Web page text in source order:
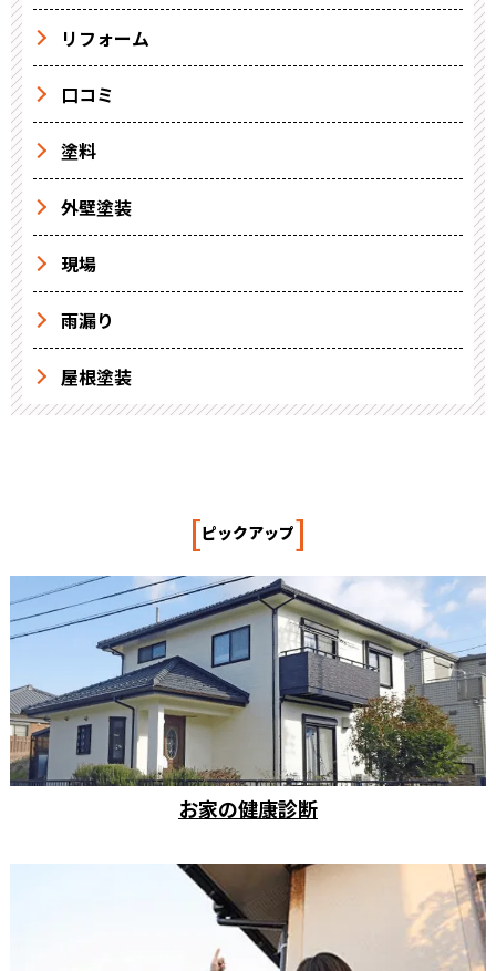
リフォーム
口コミ
塗料
外壁塗装
現場
雨漏り
屋根塗装
[ピックアップ]
お家の健康診断